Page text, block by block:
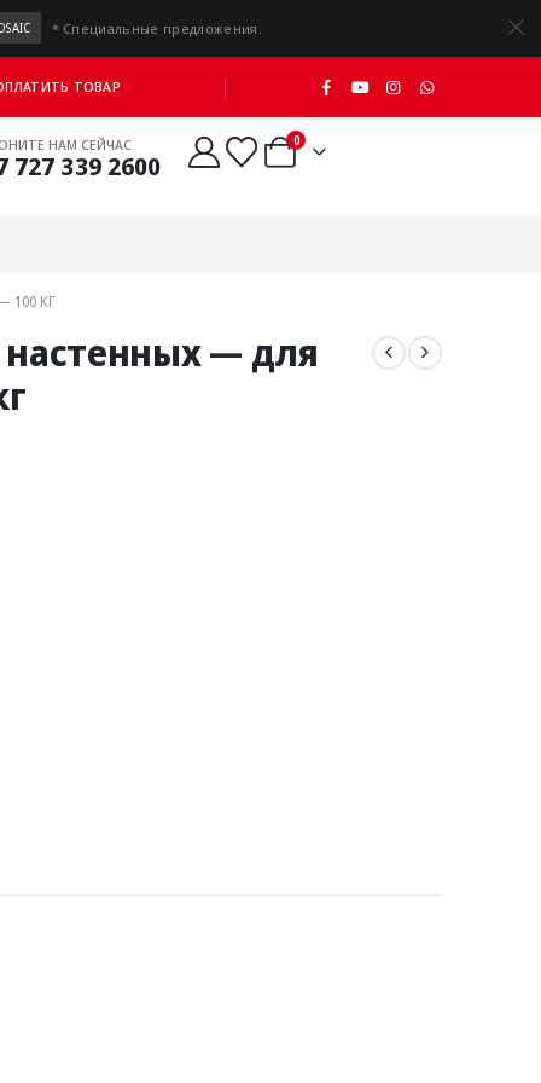
* Специальные предложения.
ТОВАР
НАМ СЕЙЧАС
727 339 2600
0
100 КГ
— для